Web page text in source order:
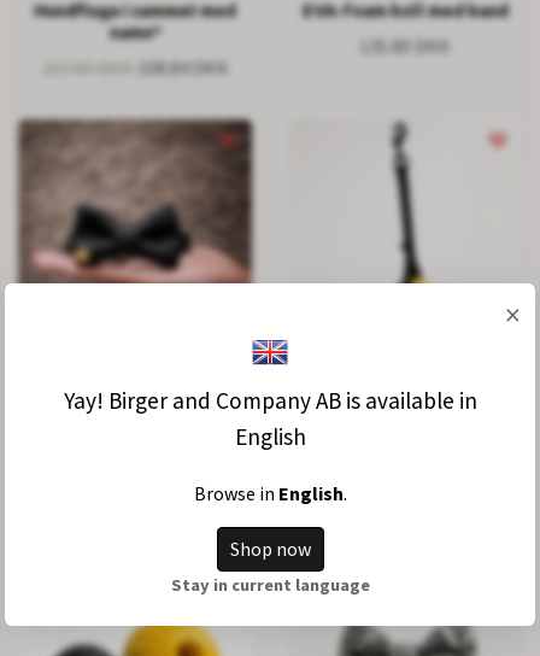
Hundfluga i sammet med
namn*
108.84 DKK
EVA-foam boll med band
135.80 DKK
Hundfluga svart konstläder
Everyday Ball – fästs enkelt
×
Yay! Birger and Company AB is available in
English
Browse in English.
Shop now
Stay in current language